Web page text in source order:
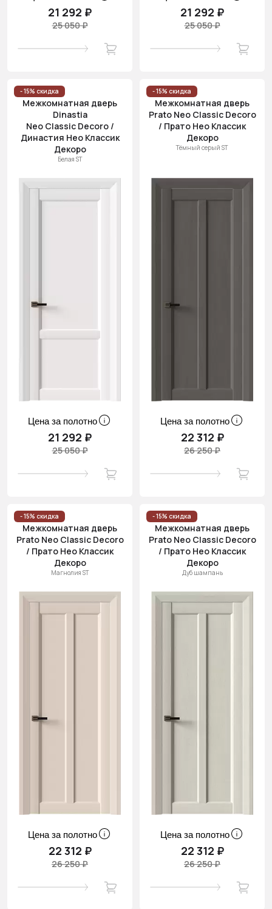
21 292 ₽
25 050 ₽
21 292 ₽
25 050 ₽
- 15% скидка
Межкомнатная дверь
Dinastia
Neo Classic Decoro /
Династия Нео Классик
Декоро
Белая ST
Цена за полотно
21 292 ₽
25 050 ₽
- 15% скидка
Межкомнатная дверь
Prato Neo Classic Decoro
/ Прато Нео Классик
Декоро
Тёмный серый ST
Цена за полотно
22 312 ₽
26 250 ₽
- 15% скидка
Межкомнатная дверь
Prato Neo Classic Decoro
/ Прато Нео Классик
Декоро
Магнолия ST
Цена за полотно
22 312 ₽
26 250 ₽
- 15% скидка
Межкомнатная дверь
Prato Neo Classic Decoro
/ Прато Нео Классик
Декоро
Дуб шампань
Цена за полотно
22 312 ₽
26 250 ₽